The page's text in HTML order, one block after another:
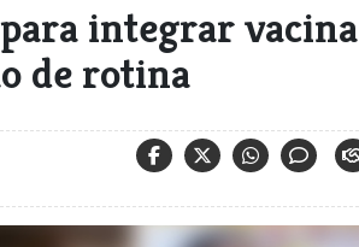
integrar vacina
de rotina